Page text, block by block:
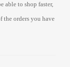
able to shop faster,
the orders you have